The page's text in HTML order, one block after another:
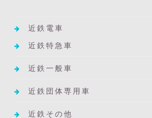
近鉄電車
近鉄特急車
近鉄一般車
近鉄団体専用車
近鉄その他